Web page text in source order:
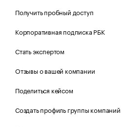
Получить пробный доступ
Корпоративная подписка РБК
Стать экспертом
Отзывы о вашей компании
Поделиться кейсом
Создать профиль группы компаний